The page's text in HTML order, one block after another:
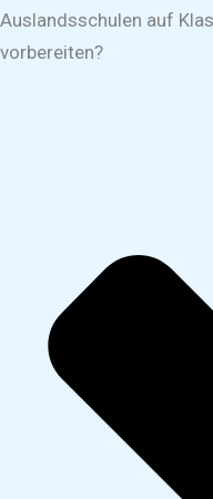
Auslandsschulen auf
vorbereiten?